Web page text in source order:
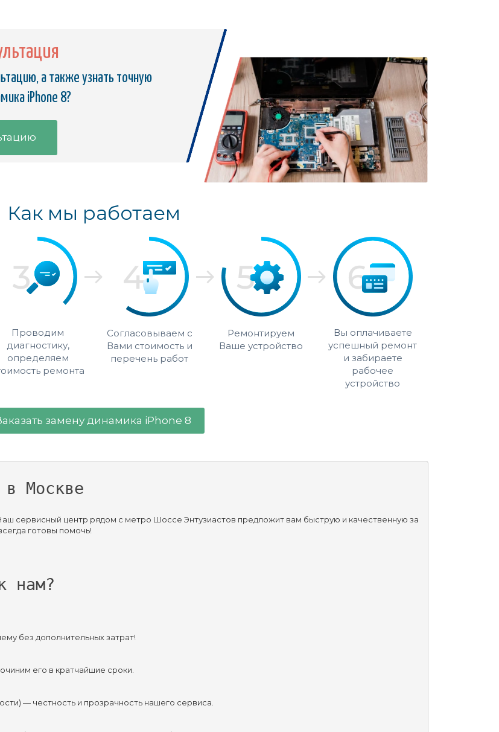
а также узнать точную
iPhone 8?
Как мы работаем
Проводим
диагностику,
определяем
ремонта
Согласовываем с
Вами стоимость и
перечень работ
Ремонтируем
Ваше устройство
Вы оплачиваете
успешный ремонт
и забираете
рабочее
устройство
замену динамика iPhone 8
Москве
сервисный центр рядом с метро Шоссе Энтузиастов предложит вам быструю и качественную за
готовы помочь!
нам?
без дополнительных затрат!
его в кратчайшие сроки.
— честность и прозрачность нашего сервиса.